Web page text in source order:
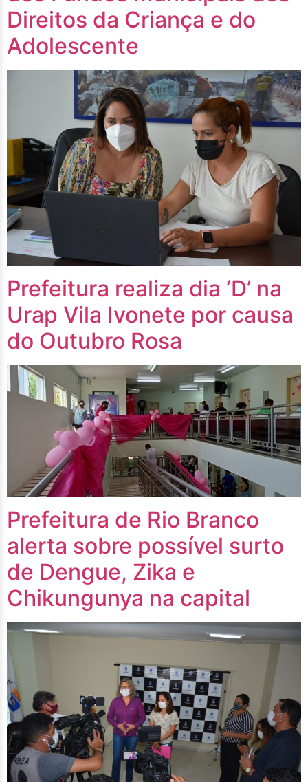
Direitos da Criança e do
Adolescente
Prefeitura realiza dia ‘D’ na
Urap Vila Ivonete por causa
do Outubro Rosa
Prefeitura de Rio Branco
alerta sobre possível surto
de Dengue, Zika e
Chikungunya na capital